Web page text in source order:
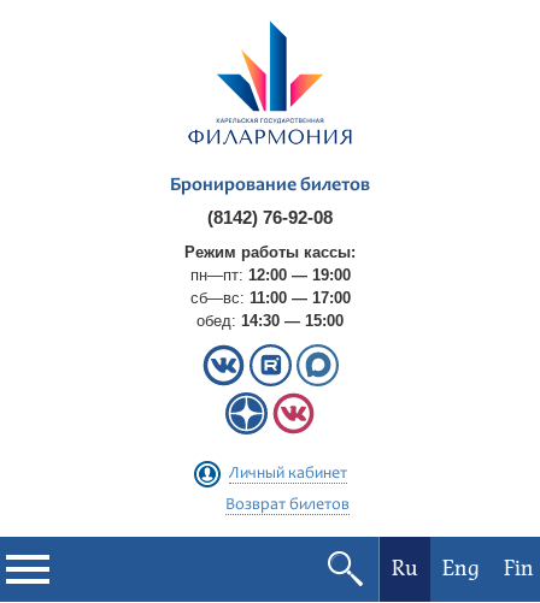
Бронирование билетов
(8142) 76-92-08
Режим работы кассы:
пн—пт: 12:00 — 19:00
сб—вс: 11:00 — 17:00
обед: 14:30 — 15:00
Личный кабинет
Возврат билетов
Ru Eng Fin